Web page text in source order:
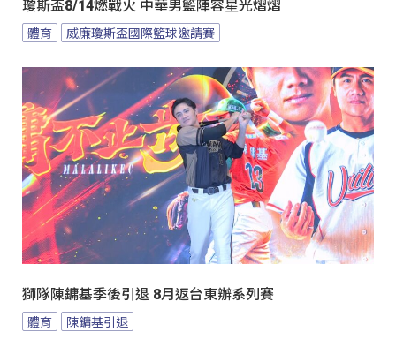
瓊斯盃8/14燃戰火 中華男籃陣容星光熠熠
體育 威廉瓊斯盃國際籃球邀請賽
獅隊陳鏞基季後引退 8月返台東辦系列賽
體育 陳鏞基引退